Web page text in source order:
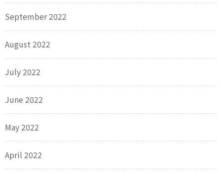
September 2022
August 2022
July 2022
June 2022
May 2022
April 2022